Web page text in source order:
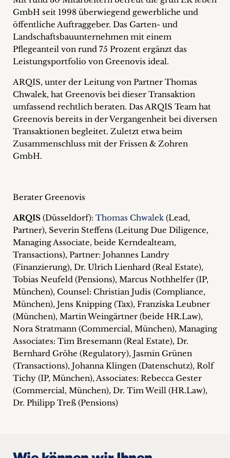
GmbH seit 1998 überwiegend gewerbliche und
öffentliche Auftraggeber. Das Garten- und
Landschaftsbauunternehmen mit einem
Pflegeanteil von rund 75 Prozent ergänzt das
Leistungsportfolio von Greenovis ideal.
ARQIS, unter der Leitung von Partner Thomas
Chwalek, hat Greenovis bei dieser Transaktion
umfassend rechtlich beraten. Das ARQIS Team hat
Greenovis bereits in der Vergangenheit bei diversen
Transaktionen begleitet. Zuletzt etwa beim
Zusammenschluss mit der Frissen & Zohren
GmbH.
Berater Greenovis
ARQIS (Düsseldorf): Thomas Chwalek (Lead,
Partner), Severin Steffens (Leitung Due Diligence,
Managing Associate, beide Kerndealteam,
Transactions), Partner: Johannes Landry
(Finanzierung), Dr. Ulrich Lienhard (Real Estate),
Tobias Neufeld (Pensions), Marcus Nothhelfer (IP,
München), Counsel: Christian Judis (Compliance,
München), Jens Knipping (Tax), Franziska Leubner
(München), Martin Weingärtner (beide HR.Law),
Nora Stratmann (Commercial, München), Managing
Associates: Tim Bresemann (Real Estate), Dr.
Bernhard Gröhe (Regulatory), Jasmin Grünen
(Transactions), Johanna Klingen (Datenschutz), Rolf
Tichy (IP, München), Associates: Rebecca Gester
(Commercial, München), Dr. Tim Weill (HR.Law),
Dr. Philipp Treß (Pensions)